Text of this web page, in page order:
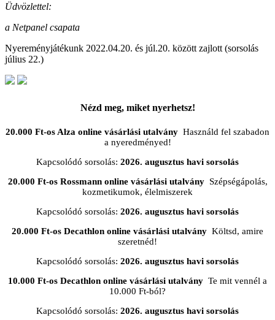
Üdvözlettel:
a Netpanel csapata
Nyereményjátékunk 2022.04.20. és júl.20. között zajlott (sorsolás
július 22.)
Nézd meg, miket nyerhetsz!
20.000 Ft-os Alza online vásárlási utalvány Használd fel szabadon
a nyeredményed!
Kapcsolódó sorsolás: 2026. augusztus havi sorsolás
20.000 Ft-os Rossmann online vásárlási utalványSzépségápolás,
kozmetikumok, élelmiszerek
Kapcsolódó sorsolás: 2026. augusztus havi sorsolás
20.000 Ft-os Decathlon online vásárlási utalvány Költsd, amire
szeretnéd!
Kapcsolódó sorsolás: 2026. augusztus havi sorsolás
10.000 Ft-os Decathlon online vásárlási utalvány Te mit vennél a
10.000 Ft-ból?
Kapcsolódó sorsolás: 2026. augusztus havi sorsolás